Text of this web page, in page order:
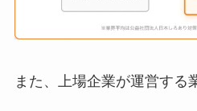
また、上場企業が運営する